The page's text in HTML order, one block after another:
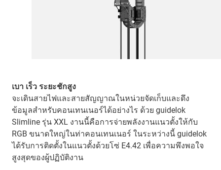
เบา เร็ว ระยะชักสูง
จะเดินสายไฟและสายสัญญาณในหน่วยจัดเก็บและดึง
ข้อมูลสำหรับคอนเทนเนอร์ได้อย่างไร ด้วย guidelok
Slimline รุ่น XXL งานนี้คือการจ่ายพลังงานแนวตั้งให้กับ
RGB ขนาดใหญ่ในท่าคอนเทนเนอร์ ในระหว่างนี้ guidelok
ได้รับการติดตั้งในแนวตั้งด้วยโซ่ E4.42 เพื่อความพึงพอใจ
สูงสุดของผู้ปฏิบัติงาน